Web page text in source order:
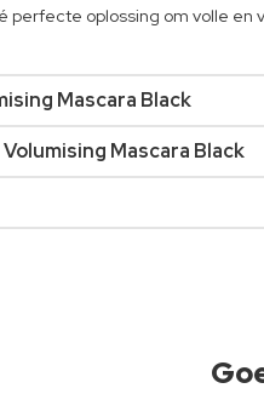
perfecte oplossing om volle
Mascara Black
Mascara Black